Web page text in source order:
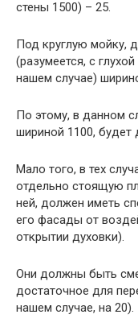
стены 1500) – 25.
Под круглую мойку,
(разумеется, с
нашем случае)
По этому, в данном
шириной 1100, будет
Мало того, в тех
отдельно стоящую
ней, должен иметь
его фасады от
открытии духовки).
Они должны быть
достаточное для
нашем случае, на 20).